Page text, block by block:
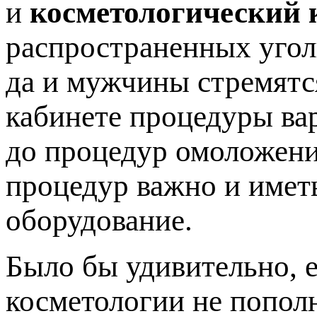
и косметологический
распространенных
да и мужчины
кабинете процедуры
до процедур
процедур важно и
оборудование.
Было бы удивительно,
косметологии не